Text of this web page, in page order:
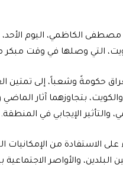
الكاظمي، اليوم
التي وصلها في وقت
حكومةً وشعباً، إلى تمتين
والكويت، بتجاوزهما آثار
والتأثير الإيجابي في المنطقة.
الاستفادة من الإمكانيات
البلدين، والأواصر